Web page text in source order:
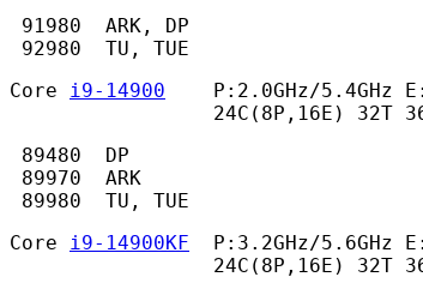
91980  ARK, DP
92980  TU, TUE
Core i9-14900
P:2.0GHz/5.4GHz
24C(8P,16E) 32T
89480  DP
89970  ARK
89980  TU, TUE
Core i9-14900KF
P:3.2GHz/5.6GHz
24C(8P,16E) 32T